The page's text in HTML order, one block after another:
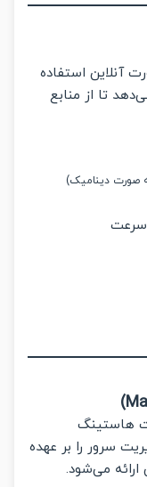
استفاده
منابع
را بر عهده